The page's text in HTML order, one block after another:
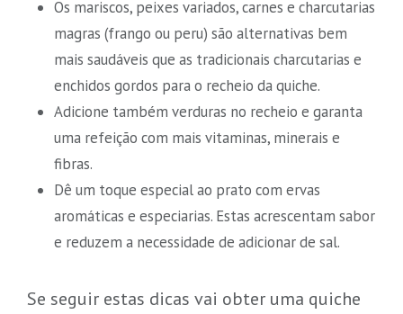
Os mariscos, peixes variados, carnes e charcutarias
magras (frango ou peru) são alternativas bem
mais saudáveis que as tradicionais charcutarias e
enchidos gordos para o recheio da quiche.
Adicione também verduras no recheio e garanta
uma refeição com mais vitaminas, minerais e
fibras.
Dê um toque especial ao prato com ervas
aromáticas e especiarias. Estas acrescentam sabor
e reduzem a necessidade de adicionar de sal.
Se seguir estas dicas vai obter uma quiche